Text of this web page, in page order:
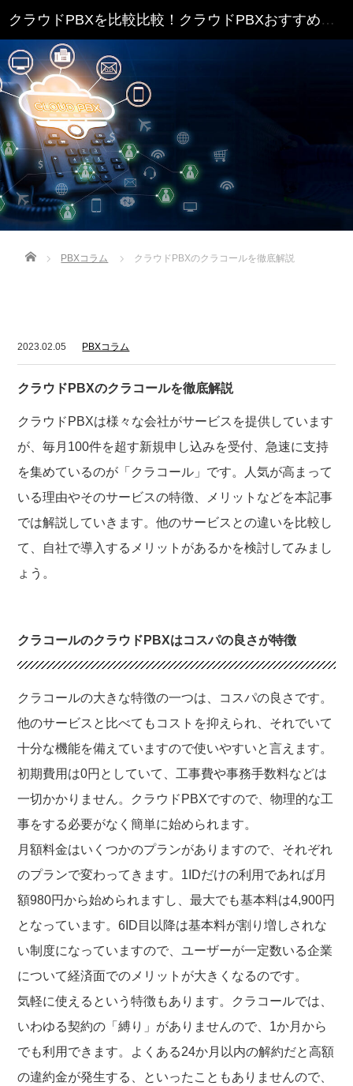
クラウドPBXを比較比較！クラウドPBXおすすめランキング
Home PBXコラム クラウドPBXのクラコールを徹底解説
2023.02.05 PBXコラム
クラウドPBXのクラコールを徹底解説
クラウドPBXは様々な会社がサービスを提供しています
が、毎月100件を超す新規申し込みを受付、急速に支持
を集めているのが「クラコール」です。人気が高まって
いる理由やそのサービスの特徴、メリットなどを本記事
では解説していきます。他のサービスとの違いを比較し
て、自社で導入するメリットがあるかを検討してみまし
ょう。
クラコールのクラウドPBXはコスパの良さが特徴
クラコールの大きな特徴の一つは、コスパの良さです。
他のサービスと比べてもコストを抑えられ、それでいて
十分な機能を備えていますので使いやすいと言えます。
初期費用は0円としていて、工事費や事務手数料などは
一切かかりません。クラウドPBXですので、物理的な工
事をする必要がなく簡単に始められます。
月額料金はいくつかのプランがありますので、それぞれ
のプランで変わってきます。1IDだけの利用であれば月
額980円から始められますし、最大でも基本料は4,900円
となっています。6ID目以降は基本料が割り増しされな
い制度になっていますので、ユーザーが一定数いる企業
について経済面でのメリットが大きくなるのです。
気軽に使えるという特徴もあります。クラコールでは、
いわゆる契約の「縛り」がありませんので、1か月から
でも利用できます。よくある24か月以内の解約だと高額
の違約金が発生する、といったこともありませんので、